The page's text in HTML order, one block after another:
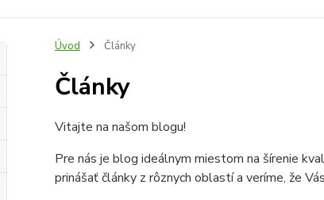
Úvod Články
Články
Vitajte na našom blogu!
Pre nás je blog ideálnym miestom na šírenie
prinášať články z rôznych oblastí a veríme, že